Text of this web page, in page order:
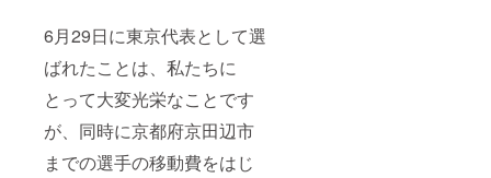
6月29日に東京代表として選
ばれたことは、私たちに
とって大変光栄なことです
が、同時に京都府京田辺市
までの選手の移動費をはじ